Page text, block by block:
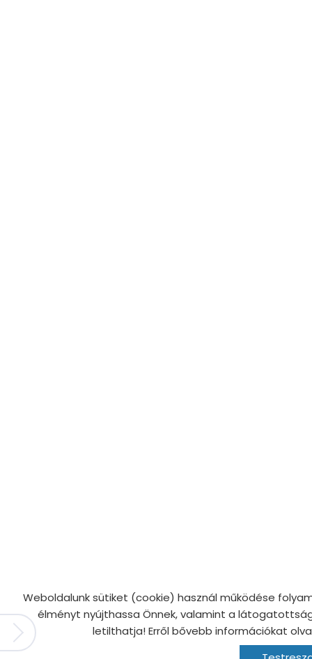
Weboldalunk sütiket (cookie) használ működése
élményt nyújthassa Önnek, valamint a
letilthatja! Erről bővebb információkat